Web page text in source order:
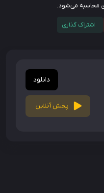
محاسبه می‌شود.
اشتراک گذاری
دانلود
پخش آنلاین